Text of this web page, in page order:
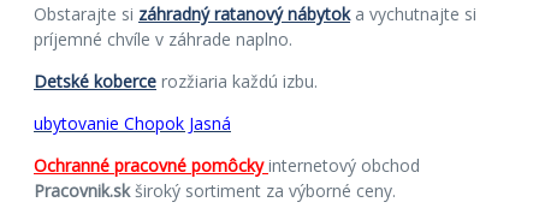
Obstarajte si záhradný ratanový nábytoka vychutnajte si
príjemné chvíle v záhrade naplno.
Detské koberce rozžiaria každú izbu.
ubytovanie Chopok Jasná
Ochranné pracovné pomôckyinternetový obchod
Pracovnik.skširoký sortiment za výborné ceny.